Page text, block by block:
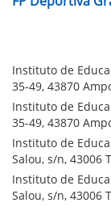
Instituto de
35-49, 43870
Instituto de
35-49, 43870
Instituto de
Salou, s/n, 43006
Instituto de
Salou, s/n, 43006